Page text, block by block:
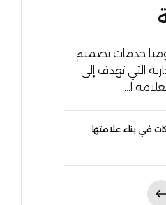
خدمات تصميم
التي تهدف إلى
ا...
في بناء علامتها